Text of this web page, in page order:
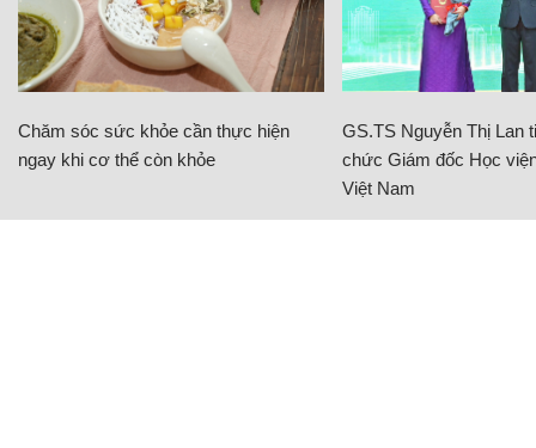
Chăm sóc sức khỏe cần thực hiện
ngay khi cơ thể còn khỏe
GS.TS Nguyễn Thị Lan
chức Giám đốc Học
Việt Nam